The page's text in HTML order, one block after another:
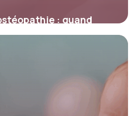
: quand
pour soulager